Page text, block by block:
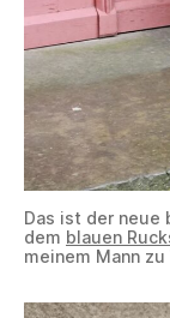
Das ist der neue
dem blauen
meinem Mann